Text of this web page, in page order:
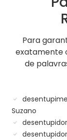
Para
exatamente
de
Suzano